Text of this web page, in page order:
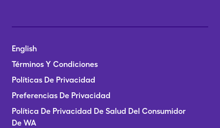
English
Términos Y Condiciones
Políticas De Privacidad
Preferencias De Privacidad
Política De Privacidad De Salud Del Consumidor
De WA